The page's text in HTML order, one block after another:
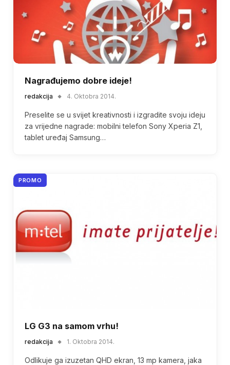
Nagrađujemo dobre ideje!
redakcija 4. Oktobra 2014.
Preselite se u svijet kreativnosti i izgradite svoju ideju
za vrijedne nagrade: mobilni telefon Sony Xperia Z1,
tablet uređaj Samsung…
PROMO
LG G3 na samom vrhu!
redakcija 1. Oktobra 2014.
Odlikuje ga izuzetan QHD ekran, 13 mp kamera, jaka